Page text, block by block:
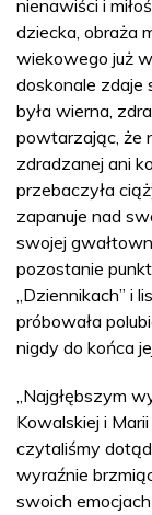
nienawiści i
dziecka, obraża
wiekowego już
doskonale zdaje
była wierna,
powtarzając, że
zdradzanej ani
przebaczyła
zapanuje nad
swojej
pozostanie
„Dziennikach” i
próbowała
nigdy do końca
„Najgłębszym
Kowalskiej i
czytaliśmy
wyraźnie
swoich